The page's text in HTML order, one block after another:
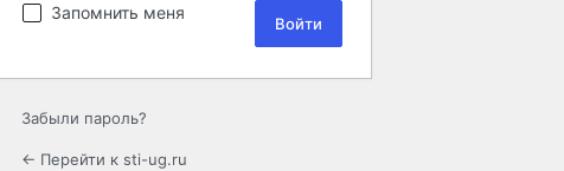
Запомнить меня
Забыли пароль?
← Перейти к sti-ug.ru